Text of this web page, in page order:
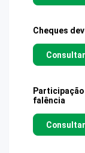
Cheques
Consultar
Participação
falência
Consultar